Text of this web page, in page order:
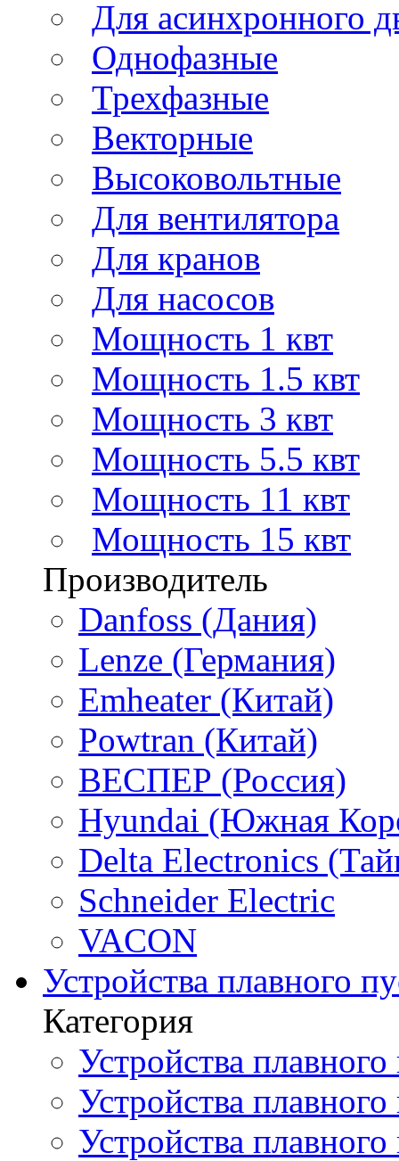
Для асинхронного
Однофазные
Трехфазные
Векторные
Высоковольтные
Для вентилятора
Для кранов
Для насосов
Мощность 1 квт
Мощность 1.5 квт
Мощность 3 квт
Мощность 5.5 квт
Мощность 11 квт
Мощность 15 квт
Производитель
Danfoss (Дания)
Lenze (Германия)
Emheater (Китай)
Powtran (Китай)
ВЕСПЕР (Россия)
Hyundai (Южная
Delta Electronics
Schneider Electric
VACON
Устройства плавного
Категория
Устройства
Устройства
Устройства